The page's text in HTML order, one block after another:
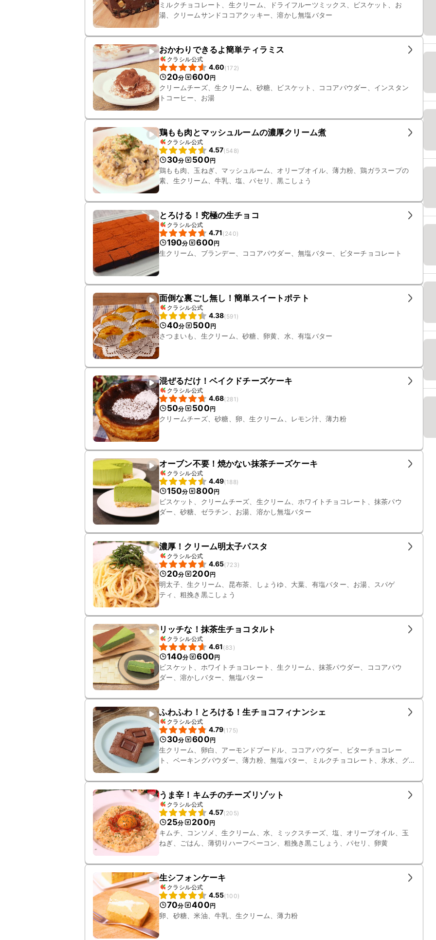
ミルクチョコレート、生クリーム、ドライフルーツミックス、ビスケット、お
湯、クリームサンドココアクッキー、溶かし無塩バター
おかわりできるよ簡単ティラミス
クラシル公式
4.60(172)
20分 600円
クリームチーズ、生クリーム、砂糖、ビスケット、ココアパウダー、インスタン
トコーヒー、お湯
鶏もも肉とマッシュルームの濃厚クリーム煮
クラシル公式
4.57(548)
30分 500円
鶏もも肉、玉ねぎ、マッシュルーム、オリーブオイル、薄力粉、鶏ガラスープの
素、生クリーム、牛乳、塩、パセリ、黒こしょう
とろける！究極の生チョコ
クラシル公式
4.71(240)
190分 600円
生クリーム、ブランデー、ココアパウダー、無塩バター、ビターチョコレート
面倒な裏ごし無し！簡単スイートポテト
クラシル公式
4.38(591 )
40分 500円
さつまいも、生クリーム、砂糖、卵黄、水、有塩バター
混ぜるだけ！ベイクドチーズケーキ
クラシル公式
4.68(281 )
50分 500円
クリームチーズ、砂糖、卵、生クリーム、レモン汁、薄力粉
オーブン不要！焼かない抹茶チーズケーキ
クラシル公式
4.49(188)
150分 800円
ビスケット、クリームチーズ、生クリーム、ホワイトチョコレート、抹茶パウ
ダー、砂糖、ゼラチン、お湯、溶かし無塩バター
濃厚！クリーム明太子パスタ
クラシル公式
4.65(723)
20分 200円
明太子、生クリーム、昆布茶、しょうゆ、大葉、有塩バター、お湯、スパゲ
ティ、粗挽き黒こしょう
リッチな！抹茶生チョコタルト
クラシル公式
4.61(83 )
140分 600円
ビスケット、ホワイトチョコレート、生クリーム、抹茶パウダー、ココアパウ
ダー、溶かしバター、無塩バター
ふわふわ！とろける！生チョコフィナンシェ
クラシル公式
4.79(175)
30分 600円
生クリーム、卵白、アーモンドプードル、ココアパウダー、ビターチョコレー
ト、ベーキングパウダー、薄力粉、無塩バター、ミルクチョコレート、氷水、グ
うま辛！キムチのチーズリゾット
クラシル公式
4.57(205)
25分 200円
キムチ、コンソメ、生クリーム、水、ミックスチーズ、塩、オリーブオイル、玉
ねぎ、ごはん、薄切りハーフベーコン、粗挽き黒こしょう、パセリ、卵黄
生シフォンケーキ
クラシル公式
4.55(100)
70分 400円
卵、砂糖、米油、牛乳、生クリーム、薄力粉